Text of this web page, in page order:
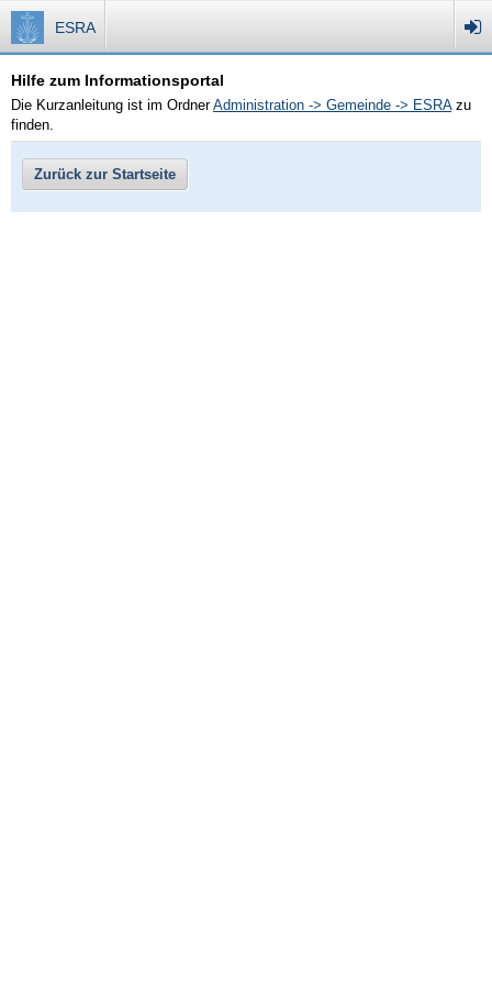
ESRA
Hilfe zum Informationsportal
Die Kurzanleitung ist im OrdnerAdministration -> Gemeinde -> ESRAzu
finden.
Zurück zur Startseite